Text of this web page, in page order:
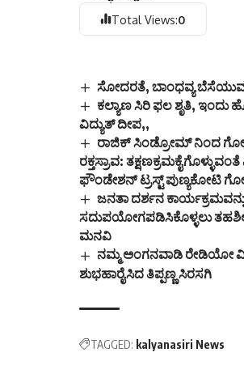
Total Views:0
ಸೋದರತೆ, ಬಾಂಧವ್ಯ ಬೆಸೆಯುವ
ಕಲ್ಯಾಣ ಸಿರಿ ಫಲ ಶೃತಿ, ಇಂದು
ವಿದ್ಯುತ್ ದೀಪ,,
ರಾಜಿಕ್ ಸಿಂಡ್ರೋಮ್ ನಿಂದ
ರಕ್ತಸ್ರಾವ:
ಫೌಂಡೇಶನ್ ಟ್ರಸ್ಟ್ ಪುಣ್ಯಕೋಟಿ
ಜನತಾ ದರ್ಶನ
ಸದುಪಯೋಗಪಡಿಸಿಕೊಳ್ಳಲು
ಮನವಿ
ನಮ್ಮ ಅಂಗನವಾಡಿ ರೇಡಿಯೋ
ಶುಭಹಾರೈಸಿದ ತಿಪ್ಪಣ್ಣ ಸಿರಸಗಿ
TAGGED: kalyanasiri News